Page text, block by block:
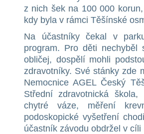
z nich šek na 100 000
kdy byla v rámci Těšínské
Na účastníky čekal v
program. Pro děti
obličej, dospělí mohli
zdravotníky. Své stánky zde
Nemocnice AGEL Český
Střední zdravotnická
chytré váze, měření
podoskopické vyšetření
účastník závodu obdržel v